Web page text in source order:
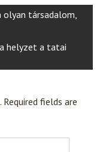
társadalom,
helyzet a tatai
Required fields are